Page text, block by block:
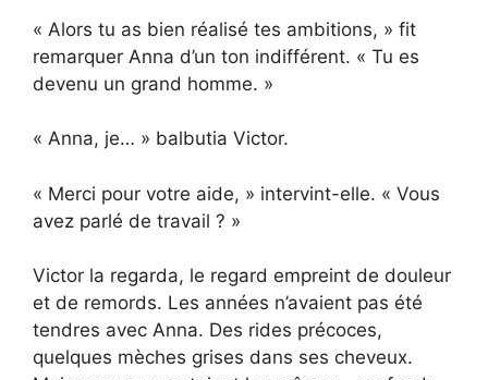
« Alors tu as bien réalisé tes ambitions, » fit
remarquer Anna d’un ton indifférent. « Tu es
devenu un grand homme. »
« Anna, je… » balbutia Victor.
« Merci pour votre aide, » intervint-elle. « Vous
avez parlé de travail ? »
Victor la regarda, le regard empreint de douleur
et de remords. Les années n’avaient pas été
tendres avec Anna. Des rides précoces,
quelques mèches grises dans ses cheveux.